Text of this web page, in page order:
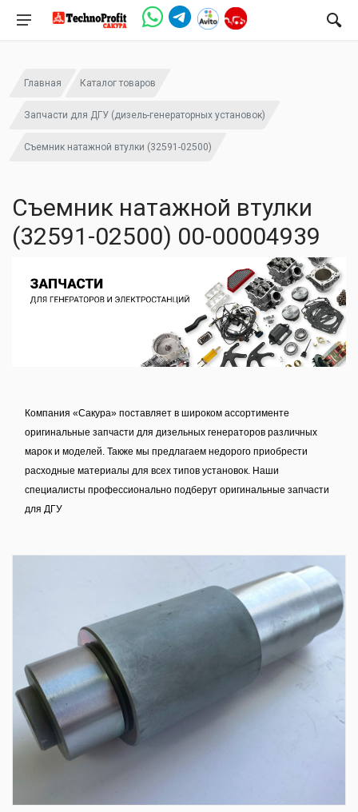
Главная Каталог товаров
Запчасти для ДГУ (дизель-генераторных установок)
Съемник натажной втулки (32591-02500)
Съемник натажной втулки
(32591-02500) 00-00004939
Компания «Сакура» поставляет в широком ассортименте
оригинальные запчасти для дизельных генераторов различных
марок и моделей. Также мы предлагаем недорого приобрести
расходные материалы для всех типов установок. Наши
специалисты профессионально подберут оригинальные запчасти
для ДГУ